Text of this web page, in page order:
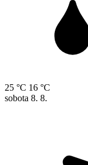
25 °C 16 °C
sobota 8. 8.